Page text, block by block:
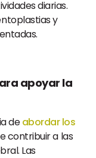
diarias.
y
apoyar la
deabordar los
contribuir a las
Las